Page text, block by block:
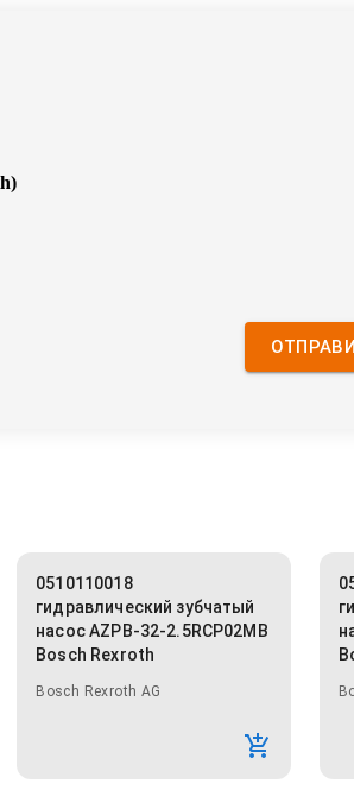
)
0510110018
гидравлический зубчатый
насос AZPB-32-2.5RCP02MB
Bosch Rexroth
Bosch Rexroth AG